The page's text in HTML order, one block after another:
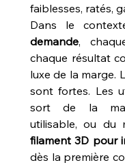
faiblesses, ratés,
Dans le
demande,
chaque résultat
luxe de la marge.
sont fortes. Les
sort de la
utilisable, ou du
filament 3D pour
dès la première